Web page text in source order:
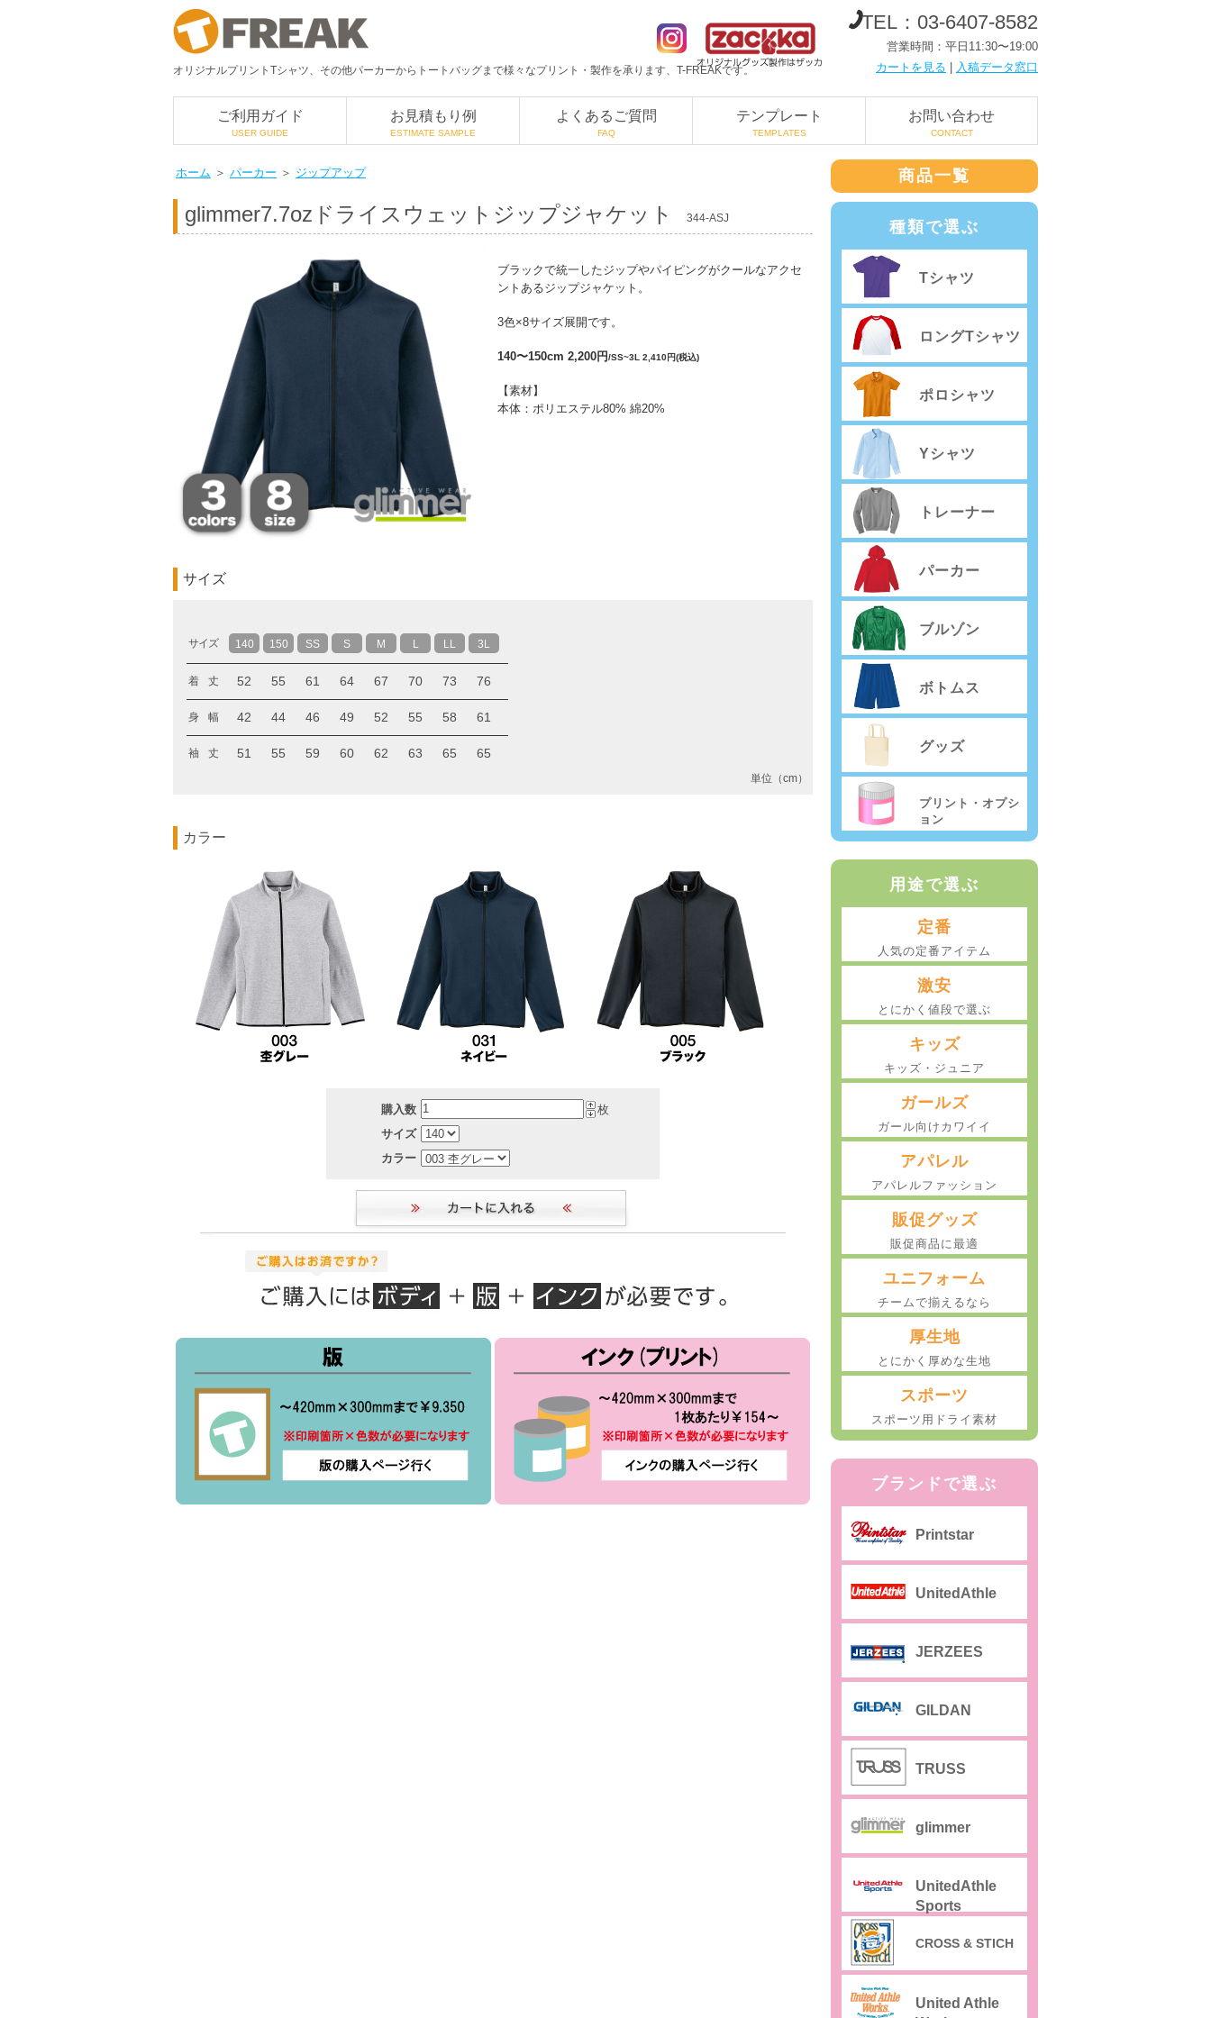
オリジナルプリントTシャツ、その他パーカーからトートバッグまで様々なプリント・製作を承ります、T-FREAKです。
TEL：03-6407-8582
営業時間：平日11:30〜19:00
カートを見る
入稿データ窓口
ご利用ガイド
USER GUIDE
お見積もり例
ESTIMATE SAMPLE
よくあるご質問
FAQ
テンプレート
TEMPLATES
お問い合わせ
CONTACT
ホーム ＞ パーカー ＞ ジップアップ
glimmer7.7ozドライスウェットジップジャケット 344-ASJ
ブラックで統一したジップやパイピングがクールなアクセ
ントあるジップジャケット。
3色×8サイズ展開です。
140〜150cm 2,200円/SS~3L 2,410円(税込)
【素材】
本体：ポリエステル80% 綿20%
サイズ
サイズ 140 150 SS S M L LL 3L
着 丈 52 55 61 64 67 70 73 76
身 幅 42 44 46 49 52 55 58 61
袖 丈 51 55 59 60 62 63 65 65
単位（cm）
カラー
購入数
枚
サイズ
カラー
商品一覧
種類で選ぶ
Tシャツ
ロングTシャツ
ポロシャツ
Yシャツ
トレーナー
パーカー
ブルゾン
ボトムス
グッズ
プリント・オプシ
ョン
用途で選ぶ
定番
人気の定番アイテム
激安
とにかく値段で選ぶ
キッズ
キッズ・ジュニア
ガールズ
ガール向けカワイイ
アパレル
アパレルファッション
販促グッズ
販促商品に最適
ユニフォーム
チームで揃えるなら
厚生地
とにかく厚めな生地
スポーツ
スポーツ用ドライ素材
ブランドで選ぶ
Printstar
UnitedAthle
JERZEES
GILDAN
TRUSS
glimmer
UnitedAthle
Sports
CROSS & STICH
United Athle